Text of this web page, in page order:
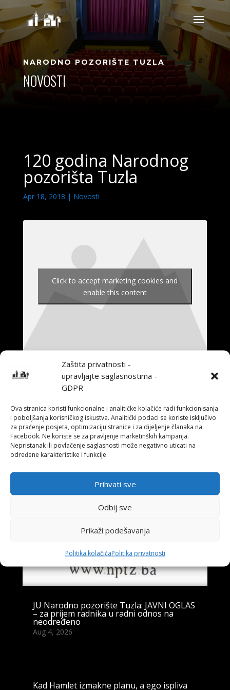
Zaštita privatnosti -
upravljajte saglasnostima -
GDPR
Ova stranica koristi funkcionalne i analitičke kolačiće radi funkcionisanja
i poboljšanja korisničkog iskustva. Analitički podaci se koriste isključivo
za praćenje posjeta, optimizaciju stranice i za dijeljenje članaka na
Facebook. Ne koriste se za pravljenje marketinških kampanja.
Nepristanak ili povlačenje saglasnosti može negativno uticati na
određene karakteristike i funkcije.
Prihvati sve
Odbij sve
Prikaži podešavanja
Politika kolačićaPolitika privatnosti
NARODNO POZORIŠTE TUZLA
NOVOSTI
120 godina Narodnog
pozorišta Tuzla
Apr 18, 2018 | Novosti
Click to accept marketing cookies and
enable this content
Premijera predstave Siroti mali hrčki
javnih preduzeća i ustanova u Gradu Tuzla→
Također pročitajte
JU Narodno pozorište Tuzla: JAVNI OGLAS
– za prijem radnika u radni odnos na
neodređeno
Aug 4, 2026
Kad Hamlet izmakne planu, a ego ispliva